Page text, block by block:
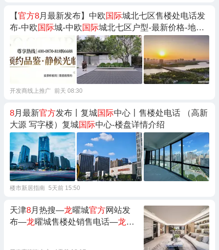
【官方8月最新发布】中欧国际城北七区售楼处电话发
布-中欧国际城-中欧国际城北七区户型-最新价格-地址-
楼盘详情@青岛房天下好房
开发商线上推广 前天 08:30
8月最新官方发布丨复城国际中心丨售楼处电话 （高新
大源 写字楼）复城国际中心-楼盘详情介绍
楼市新居指南 5天前 15:50
天津8月热搜—龙曜城官方网站发
布—龙曜城售楼处销售电话—龙曜